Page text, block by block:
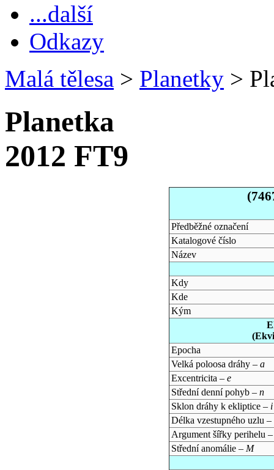
...další
Odkazy
Malá tělesa > Planetky >
Planetka
2012 FT9
Předběžné označení
Katalogové číslo
Název
Kdy
Kde
Kým
Epocha
Velká poloosa dráhy – a
Excentricita – e
Střední denní pohyb – n
Sklon dráhy k ekliptice – i
Délka vzestupného uzlu –
Argument šířky perihelu
Střední anomálie – M